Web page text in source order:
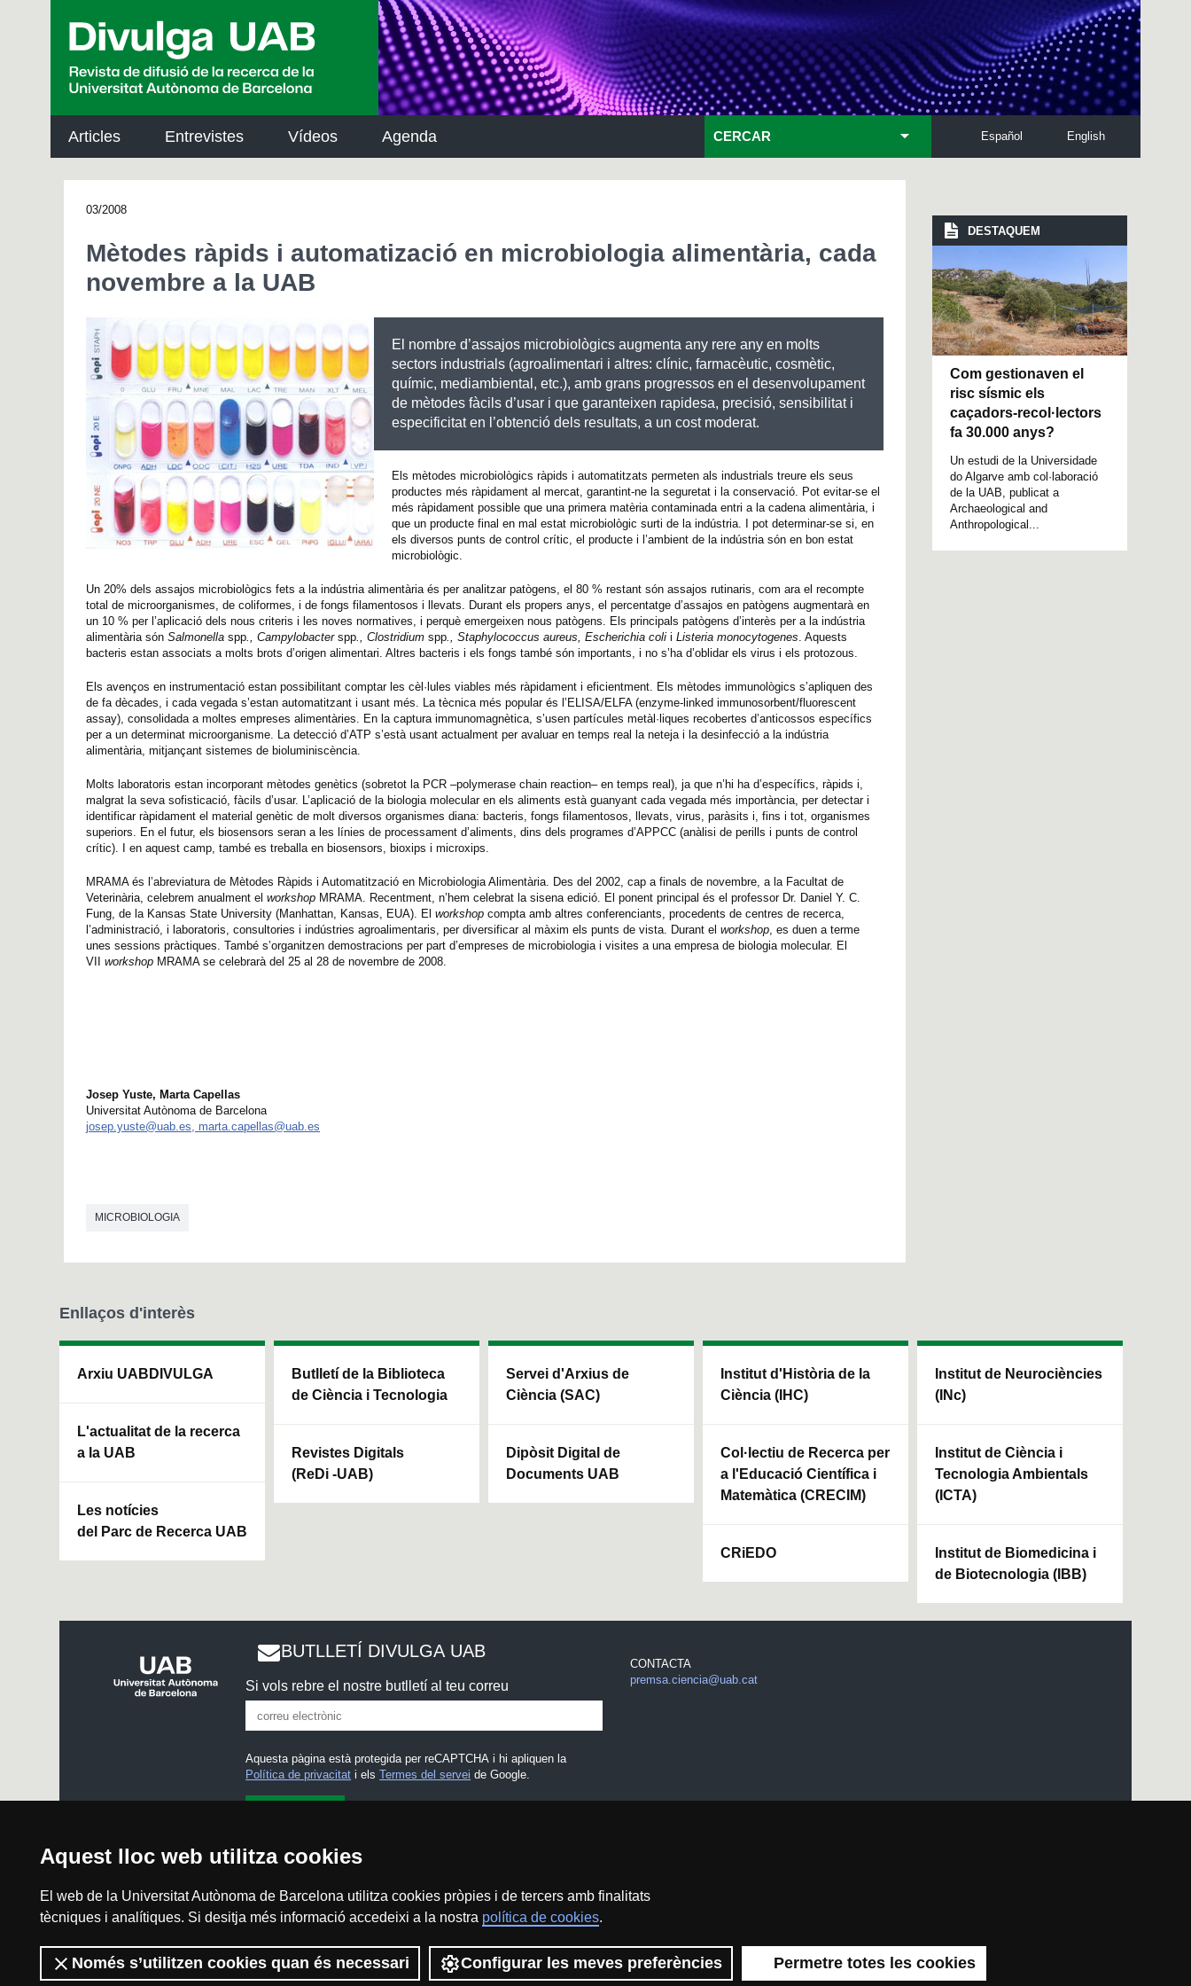
Aquest lloc web utilitza cookies
El web de la Universitat Autònoma de Barcelona utilitza cookies pròpies i de tercers amb finalitats
tècniques i analítiques. Si desitja més informació accedeixi a la nostra política de cookies.
Només s’utilitzen cookies quan és necessari Configurar les meves preferències Permetre totes les cookies
Articles Entrevistes Vídeos Agenda English
Español
CERCAR
03/2008
Mètodes ràpids i automatizació en microbiologia alimentària, cada
novembre a la UAB
El nombre d’assajos microbiològics augmenta any rere any en molts
sectors industrials (agroalimentari i altres: clínic, farmacèutic, cosmètic,
químic, mediambiental, etc.), amb grans progressos en el desenvolupament
de mètodes fàcils d’usar i que garanteixen rapidesa, precisió, sensibilitat i
especificitat en l’obtenció dels resultats, a un cost moderat.
Els mètodes microbiològics ràpids i automatitzats permeten als industrials treure els seus
productes més ràpidament al mercat, garantint-ne la seguretat i la conservació. Pot evitar-se el
més ràpidament possible que una primera matèria contaminada entri a la cadena alimentària, i
que un producte final en mal estat microbiològic surti de la indústria. I pot determinar-se si, en
els diversos punts de control crític, el producte i l’ambient de la indústria són en bon estat
microbiològic.
Un 20% dels assajos microbiològics fets a la indústria alimentària és per analitzar patògens, el 80 % restant són assajos rutinaris, com ara el recompte
total de microorganismes, de coliformes, i de fongs filamentosos i llevats. Durant els propers anys, el percentatge d’assajos en patògens augmentarà en
un 10 % per l’aplicació dels nous criteris i les noves normatives, i perquè emergeixen nous patògens. Els principals patògens d’interès per a la indústria
alimentària són Salmonella spp., Campylobacterspp., Clostridium spp., Staphylococcus aureus, Escherichia coli i Listeria monocytogenes. Aquests
bacteris estan associats a molts brots d’origen alimentari. Altres bacteris i els fongs també són importants, i no s’ha d’oblidar els virus i els protozous.
Els avenços en instrumentació estan possibilitant comptar les cèl·lules viables més ràpidament i eficientment. Els mètodes immunològics s’apliquen des
de fa dècades, i cada vegada s’estan automatitzant i usant més. La tècnica més popular és l’ELISA/ELFA (enzyme-linked immunosorbent/fluorescent
assay), consolidada a moltes empreses alimentàries. En la captura immunomagnètica, s’usen partícules metàl·liques recobertes d’anticossos específics
per a un determinat microorganisme. La detecció d’ATP s’està usant actualment per avaluar en temps real la neteja i la desinfecció a la indústria
alimentària, mitjançant sistemes de bioluminiscència.
Molts laboratoris estan incorporant mètodes genètics (sobretot la PCR –polymerase chain reaction– en temps real), ja que n’hi ha d’específics, ràpids i,
malgrat la seva sofisticació, fàcils d’usar. L’aplicació de la biologia molecular en els aliments està guanyant cada vegada més importància, per detectar i
identificar ràpidament el material genètic de molt diversos organismes diana: bacteris, fongs filamentosos, llevats, virus, paràsits i, fins i tot, organismes
superiors. En el futur, els biosensors seran a les línies de processament d’aliments, dins dels programes d’APPCC (anàlisi de perills i punts de control
crític). I en aquest camp, també es treballa en biosensors, bioxips i microxips.
MRAMA és l’abreviatura de Mètodes Ràpids i Automatització en Microbiologia Alimentària. Des del 2002, cap a finals de novembre, a la Facultat de
Veterinària, celebrem anualment el workshop MRAMA. Recentment, n’hem celebrat la sisena edició. El ponent principal és el professor Dr. Daniel Y. C.
Fung, de la Kansas State University (Manhattan, Kansas, EUA). El workshop compta amb altres conferenciants, procedents de centres de recerca,
l’administració, i laboratoris, consultories i indústries agroalimentaris, per diversificar al màxim els punts de vista. Durant el workshop, es duen a terme
unes sessions pràctiques. També s’organitzen demostracions per part d’empreses de microbiologia i visites a una empresa de biologia molecular. El
VII workshop MRAMA se celebrarà del 25 al 28 de novembre de 2008.
Josep Yuste, Marta Capellas
Universitat Autònoma de Barcelona
josep.yuste@uab.es, marta.capellas@uab.es
MICROBIOLOGIA
DESTAQUEM
Com gestionaven el
risc sísmic els
caçadors-recol·lectors
fa 30.000 anys?
Un estudi de la Universidade
do Algarve amb col·laboració
de la UAB, publicat a
Archaeological and
Anthropological...
Enllaços d'interès
Arxiu UABDIVULGA
L'actualitat de la recerca
a la UAB
Les notícies
del Parc de Recerca UAB
Butlletí de la Biblioteca
de Ciència i Tecnologia
Revistes Digitals
(ReDi -UAB)
Servei d'Arxius de
Ciència (SAC)
Dipòsit Digital de
Documents UAB
Institut d'Història de la
Ciència (IHC)
Col·lectiu de Recerca per
a l'Educació Científica i
Matemàtica (CRECIM)
CRiEDO
Institut de Neurociències
(INc)
Institut de Ciència i
Tecnologia Ambientals
(ICTA)
Institut de Biomedicina i
de Biotecnologia (IBB)
BUTLLETÍ DIVULGA UAB
Si vols rebre el nostre butlletí al teu correu
Aquesta pàgina està protegida per reCAPTCHA i hi apliquen la
Política de privacitat i elsTermes del servei de Google.
He llegit i accepto l'
CONTACTA
premsa.ciencia@uab.cat
Avís legal Protecció de dades Sobre el web
2026 Divulga UAB - Creative Commons Reconeixement - No Comercial (CC BY NC) - ISSN: 2014-6388